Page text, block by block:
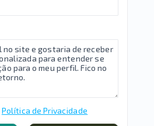
Política de Privacidade